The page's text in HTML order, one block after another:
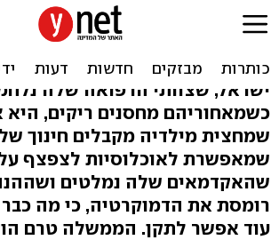
מדינת ה"יהיה בסדר"
מתנגשת בקיר
ישראל, שצוותי הרפואה שלה
כשמאחוריהם מחסנים ריקים, היא
שמחצית מילדיה מקבלים חינוך
שמאפשרת לאוכלוסיות לצפצף
שהאקדמאים שלה נמלטים
רומסת את הדמוקרטיה, כי מה כבר
עוד אפשר לתקן. הממשלה טרם